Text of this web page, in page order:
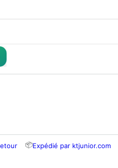
📦Expédié par ktjunior.com